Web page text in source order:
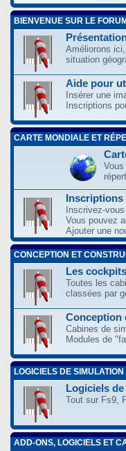
BIENVENUE SUR LE
Améliorons
situation
Aide pour
Insérer une
Inscriptions
CARTE MONDIALE ET
Inscriptions
Inscrivez-
Vous pouvez
Ajouter une
CONCEPTION ET
Les
Toutes les
classées par
Conception
Cabines de
Modules de
LOGICIELS DE SIMULATION
Logiciels
Tout sur Fs9,
ADD-ONS, LOGICIELS ET